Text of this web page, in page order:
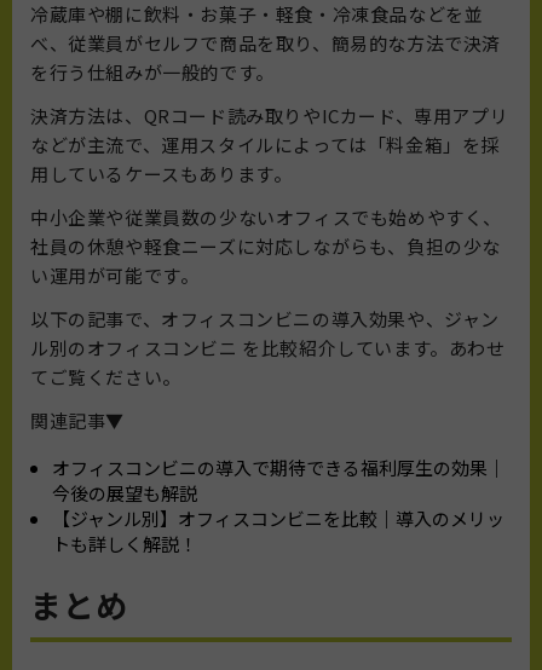
冷蔵庫や棚に飲料・お菓子・軽食・冷凍食品などを並
べ、従業員がセルフで商品を取り、簡易的な方法で決済
を行う仕組みが一般的です。
決済方法は、QRコード読み取りやICカード、専用アプリ
などが主流で、運用スタイルによっては「料金箱」を採
用しているケースもあります。
中小企業や従業員数の少ないオフィスでも始めやすく、
社員の休憩や軽食ニーズに対応しながらも、負担の少な
い運用が可能です。
以下の記事で、オフィスコンビニの導入効果や、ジャン
ル別のオフィスコンビニ を比較紹介しています。あわせ
てご覧ください。
関連記事▼
オフィスコンビニの導入で期待できる福利厚生の効果｜
今後の展望も解説
【ジャンル別】オフィスコンビニを比較｜導入のメリッ
トも詳しく解説！
まとめ